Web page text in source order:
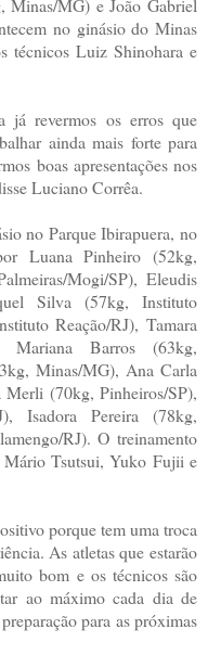
no ginásio do Minas
técnicos Luiz Shinohara e
já revermos os erros que
ainda mais forte para
boas apresentações nos
Luciano Corrêa.
no Parque Ibirapuera, no
Luana Pinheiro (52kg,
Mogi/SP), Eleudis
Silva (57kg, Instituto
Reação/RJ), Tamara
Mariana Barros (63kg,
Minas/MG), Ana Carla
(70kg, Pinheiros/SP),
Isadora Pereira (78kg,
RJ). O treinamento
Mário Tsutsui, Yuko Fujii e
porque tem uma troca
As atletas que estarão
bom e os técnicos são
ao máximo cada dia de
para as próximas